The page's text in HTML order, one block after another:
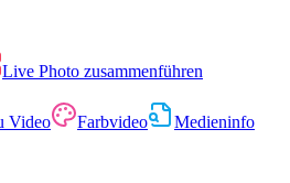
Live Photo zusammenführen
Video Farbvideo
Medieninfo